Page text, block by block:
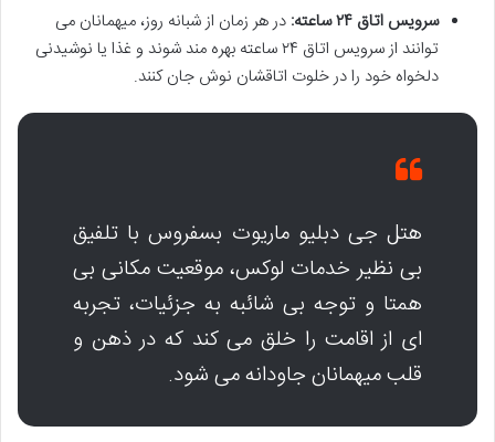
سرویس اتاق ۲۴ ساعته:
در هر زمان از شبانه روز، میهمانان می
توانند از سرویس اتاق ۲۴ ساعته بهره مند شوند و غذا یا نوشیدنی
دلخواه خود را در خلوت اتاقشان نوش جان کنند.
هتل جی دبلیو ماریوت بسفروس با تلفیق
بی نظیر خدمات لوکس، موقعیت مکانی بی
همتا و توجه بی شائبه به جزئیات، تجربه
ای از اقامت را خلق می کند که در ذهن و
قلب میهمانان جاودانه می شود.